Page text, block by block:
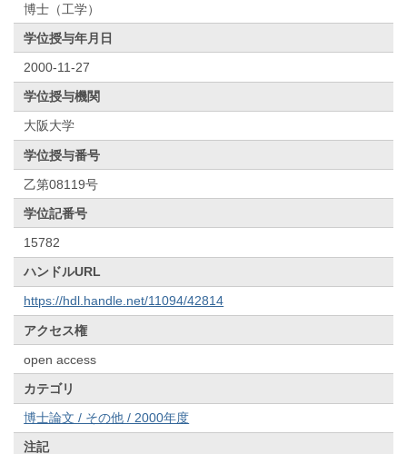
博士（工学）
学位授与年月日
2000-11-27
学位授与機関
大阪大学
学位授与番号
乙第08119号
学位記番号
15782
ハンドルURL
https://hdl.handle.net/11094/42814
アクセス権
open access
カテゴリ
博士論文 / その他 / 2000年度
注記